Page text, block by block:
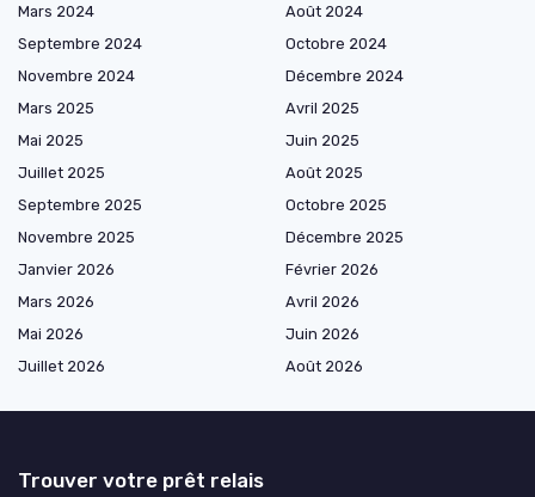
Mars 2024
Août 2024
Septembre 2024
Octobre 2024
Novembre 2024
Décembre 2024
Mars 2025
Avril 2025
Mai 2025
Juin 2025
Juillet 2025
Août 2025
Septembre 2025
Octobre 2025
Novembre 2025
Décembre 2025
Janvier 2026
Février 2026
Mars 2026
Avril 2026
Mai 2026
Juin 2026
Juillet 2026
Août 2026
Trouver votre prêt relais